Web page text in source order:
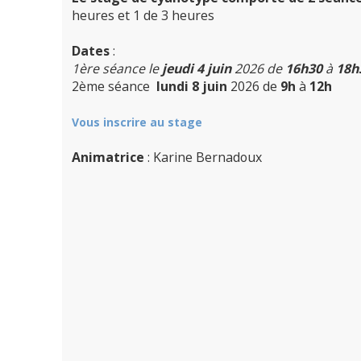
heures et 1 de 3 heures
Dates:
1ère séance lejeudi 4 juin2026 de 16h30à
2ème séance lundi 8 juin 2026 de 9h à 12h
Vous inscrire au stage
Animatrice : Karine Bernadoux